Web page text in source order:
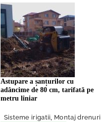
Astupare a șanțurilor cu
adâncime de 80 cm, tarifată pe
metru liniar
Sisteme irigatii, Montaj drenuri